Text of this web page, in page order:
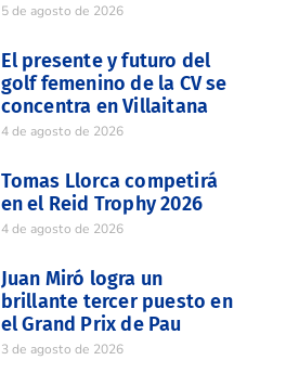
5 de agosto de 2026
El presente y futuro del
golf femenino de la CV se
concentra en Villaitana
4 de agosto de 2026
Tomas Llorca competirá
en el Reid Trophy 2026
4 de agosto de 2026
Juan Miró logra un
brillante tercer puesto en
el Grand Prix de Pau
3 de agosto de 2026